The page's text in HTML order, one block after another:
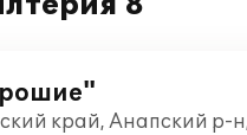
край, Анапский р-